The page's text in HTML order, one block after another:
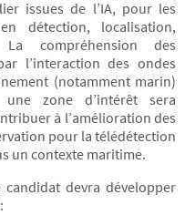
issues de l’IA, pour les
détection, localisation,
compréhension des
l’interaction des ondes
(notamment marin)
zone d’intérêt sera
à l’amélioration des
pour la télédétection
un contexte maritime.
devra développer